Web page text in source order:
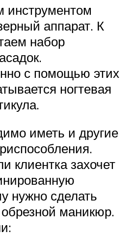
инструментом
аппарат. К
набор
с помощью этих
ногтевая
иметь и другие
клиентка захочет
нужно сделать
маникюр.